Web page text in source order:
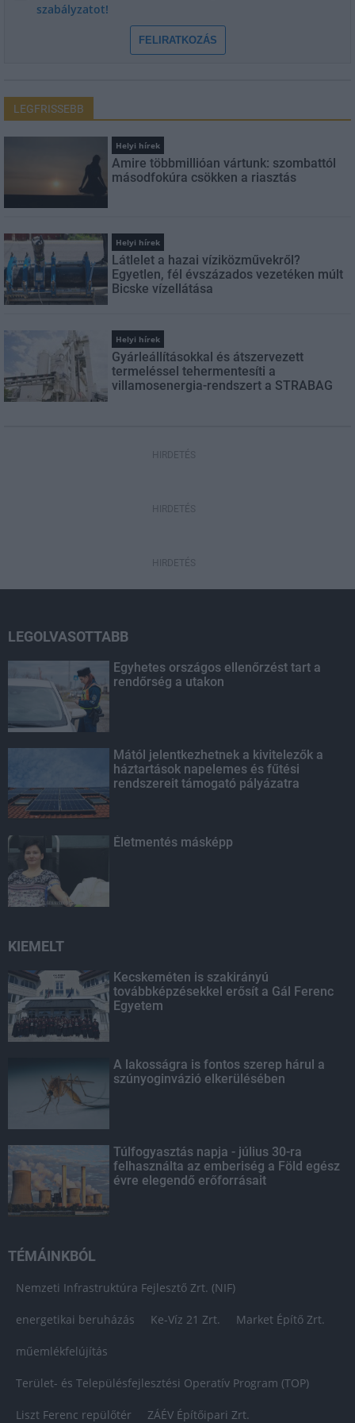
szabályzatot!
FELIRATKOZÁS
LEGFRISSEBB
Helyi hírek
Amire többmillióan vártunk: szombattól
másodfokúra csökken a riasztás
Helyi hírek
Látlelet a hazai víziközművekről?
Egyetlen, fél évszázados vezetéken múlt
Bicske vízellátása
Helyi hírek
Gyárleállításokkal és átszervezett
termeléssel tehermentesíti a
villamosenergia-rendszert a STRABAG
HIRDETÉS
HIRDETÉS
HIRDETÉS
LEGOLVASOTTABB
Egyhetes országos ellenőrzést tart a
rendőrség a utakon
Mától jelentkezhetnek a kivitelezők a
háztartások napelemes és fűtési
rendszereit támogató pályázatra
Életmentés másképp
KIEMELT
Kecskeméten is szakirányú
továbbképzésekkel erősít a Gál Ferenc
Egyetem
A lakosságra is fontos szerep hárul a
szúnyoginvázió elkerülésében
Túlfogyasztás napja - július 30-ra
felhasználta az emberiség a Föld egész
évre elegendő erőforrásait
TÉMÁINKBÓL
Nemzeti Infrastruktúra Fejlesztő Zrt. (NIF)
energetikai beruházás Ke-Víz 21 Zrt. Market Építő Zrt.
műemlékfelújítás
Terület- és Településfejlesztési Operatív Program (TOP)
Liszt Ferenc repülőtér ZÁÉV Építőipari Zrt.